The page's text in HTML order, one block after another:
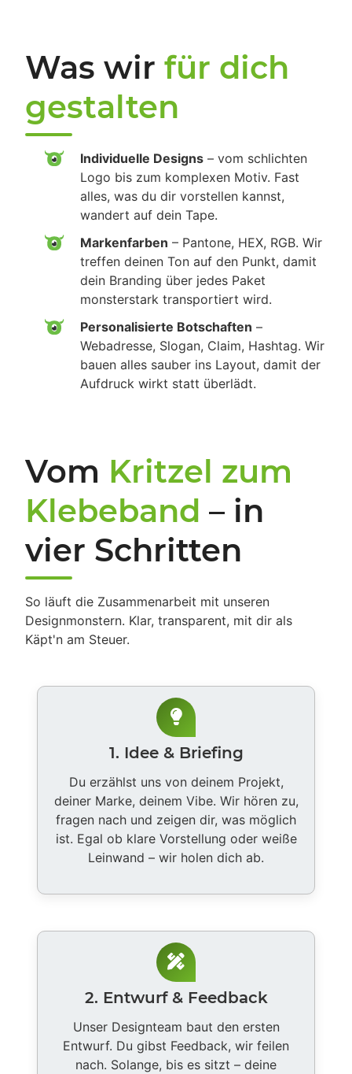
Was wir für dich
gestalten
Individuelle Designs – vom schlichten
Logo bis zum komplexen Motiv. Fast
alles, was du dir vorstellen kannst,
wandert auf dein Tape.
Markenfarben – Pantone, HEX, RGB. Wir
treffen deinen Ton auf den Punkt, damit
dein Branding über jedes Paket
monsterstark transportiert wird.
Personalisierte Botschaften –
Webadresse, Slogan, Claim, Hashtag. Wir
bauen alles sauber ins Layout, damit der
Aufdruck wirkt statt überlädt.
Vom Kritzel zum
Klebeband – in
vier Schritten
So läuft die Zusammenarbeit mit unseren
Designmonstern. Klar, transparent, mit dir als
Käpt'n am Steuer.
1. Idee & Briefing
Du erzählst uns von deinem Projekt,
deiner Marke, deinem Vibe. Wir hören zu,
fragen nach und zeigen dir, was möglich
ist. Egal ob klare Vorstellung oder weiße
Leinwand – wir holen dich ab.
2. Entwurf & Feedback
Unser Designteam baut den ersten
Entwurf. Du gibst Feedback, wir feilen
nach. Solange, bis es sitzt – deine